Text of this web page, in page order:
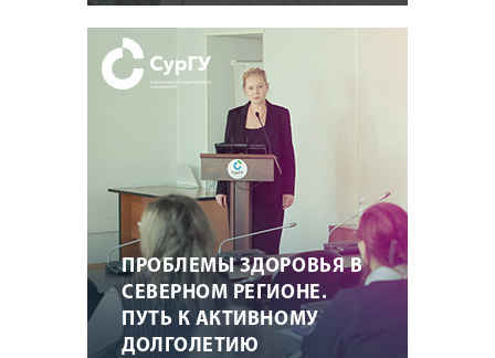
ПРОБЛЕМЫ ЗДОРОВЬЯ В
СЕВЕРНОМ РЕГИОНЕ.
ПУТЬ К АКТИВНОМУ
ДОЛГОЛЕТИЮ